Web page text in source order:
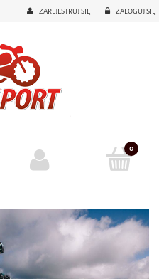
ZAREJESTRUJ SIĘ ZALOGUJ SIĘ